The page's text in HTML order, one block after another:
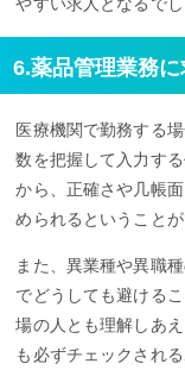
やすい求人となるでし
6.薬品管理業務
医療機関で勤務する
数を把握して入力す
から、正確さや几帳
められるということが
また、異業種や異職
でどうしても避ける
場の人とも理解しあ
も必ずチェックされ